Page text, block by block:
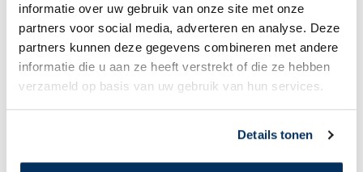
informatie over uw gebruik van onze site met onze
partners voor social media, adverteren en analyse. Deze
partners kunnen deze gegevens combineren met andere
informatie die u aan ze heeft verstrekt of die ze hebben
verzameld op basis van uw gebruik van hun services.
Details tonen
Even bijpraten